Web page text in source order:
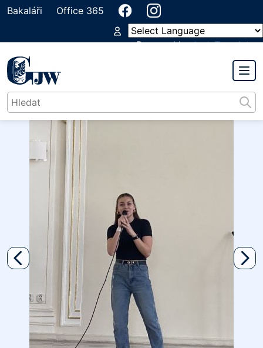
Bakaláři Office 365
Powered by
Translate
ESTETICKÁ VÝCHOVA HUDEBNÍ A